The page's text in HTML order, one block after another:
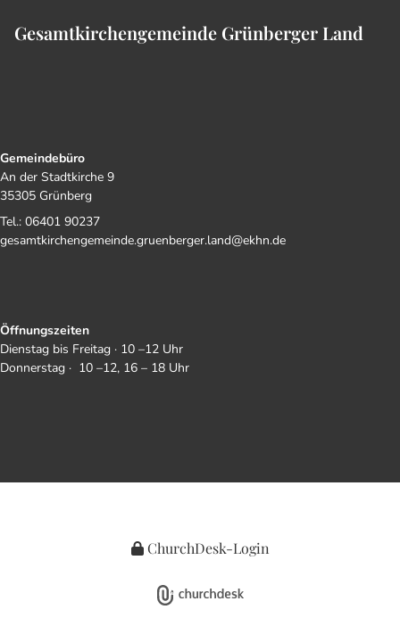
Gesamtkirchengemeinde Grünberger Land
Gemeindebüro
An der Stadtkirche 9
35305 Grünberg
Tel.: 06401 90237
gesamtkirchengemeinde.gruenberger.land@ekhn.de
Öffnungszeiten
Dienstag bis Freitag · 10 –12 Uhr
Donnerstag · 10 –12, 16 – 18 Uhr
ChurchDesk-Login